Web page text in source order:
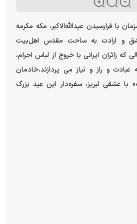
با فرارسیدن عیدالله‌الاکبر، مکه مکرمه
و ارادت به ساحت مقدس اهل‌بیت
که زائران ایرانی با خروج از لباس احرام،
و راز و نیاز می پردازند،خادمان
با عشقی لبریز، سفره‌دار این عید بزرگ